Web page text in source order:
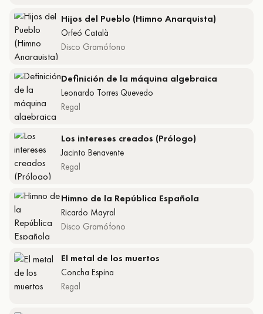
Hijos del Pueblo (Himno Anarquista)
Orfeó Català
Disco Gramófono
Definición de la máquina algebraica
Leonardo Torres Quevedo
Regal
Los intereses creados (Prólogo)
Jacinto Benavente
Regal
Himno de la República Española
Ricardo Mayral
Disco Gramófono
El metal de los muertos
Concha Espina
Regal